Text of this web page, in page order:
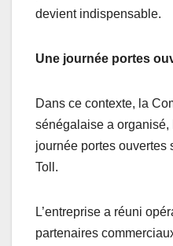
devient indispensable.
Une journée portes
Dans ce contexte, la
sénégalaise a
journée portes ouvertes
Toll.
L’entreprise a réuni
partenaires